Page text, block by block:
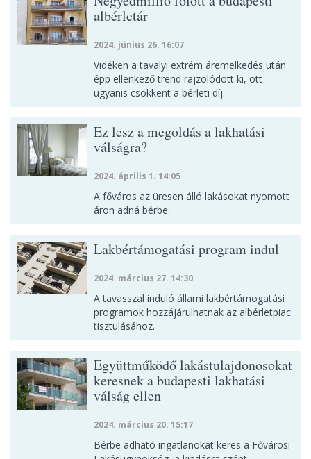
albérletár
2024. június 26. 16:07
Vidéken a tavalyi extrém áremelkedés után
épp ellenkező trend rajzolódott ki, ott
ugyanis csökkent a bérleti díj.
Ez lesz a megoldás a lakhatási
válságra?
2024. április 1. 14:05
A főváros az üresen álló lakásokat nyomott
áron adná bérbe.
Lakbértámogatási program indul
2024. március 27. 14:30
A tavasszal induló állami lakbértámogatási
programok hozzájárulhatnak az albérletpiac
tisztulásához.
Együttműködő lakástulajdonosokat
keresnek a budapesti lakhatási
válság ellen
2024. március 20. 15:17
Bérbe adható ingatlanokat keres a Fővárosi